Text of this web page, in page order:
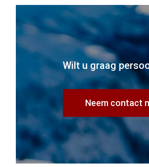
Wilt u graag
Neem contact